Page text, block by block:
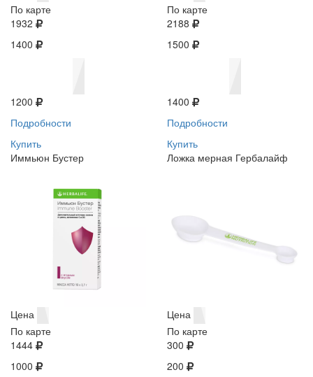
По карте
1932
1400
1200
Подробности
Купить
По карте
2188
1500
1400
Подробности
Купить
Иммьюн Бустер
Цена
По карте
1444
1000
Ложка мерная Гербалайф
Цена
По карте
300
200